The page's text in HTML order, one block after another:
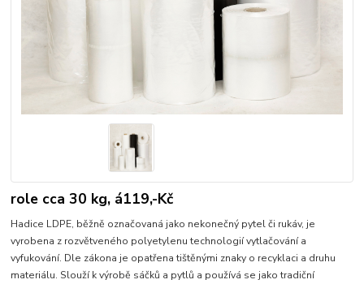
role cca 30 kg, á119,-Kč
Hadice LDPE, běžně označovaná jako nekonečný pytel či rukáv, je
vyrobena z rozvětveného polyetylenu technologií vytlačování a
vyfukování. Dle zákona je opatřena tištěnými znaky o recyklaci a druhu
materiálu. Slouží k výrobě sáčků a pytlů a používá se jako tradiční